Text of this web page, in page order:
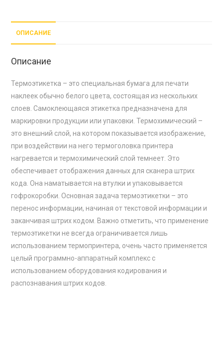
ОПИСАНИЕ
Описание
Термоэтикетка – это специальная бумага для печати
наклеек обычно белого цвета, состоящая из нескольких
слоев. Самоклеющаяся этикетка предназначена для
маркировки продукции или упаковки. Термохимический –
это внешний слой, на котором показывается изображение,
при воздействии на него термоголовка принтера
нагревается и термохимический слой темнеет. Это
обеспечивает отображения данных для сканера штрих
кода. Она наматывается на втулки и упаковывается
гофрокоробки. Основная задача термоэтикетки – это
перенос информации, начиная от текстовой информации и
заканчивая штрих кодом. Важно отметить, что применение
термоэтикетки не всегда ограничивается лишь
использованием термопринтера, очень часто применяется
целый программно-аппаратный комплекс с
использованием оборудования кодирования и
распознавания штрих кодов.